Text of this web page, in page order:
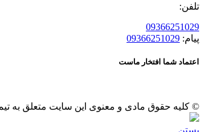
تلفن:
09366251029
پیام: 09366251029
اعتماد شما افتخار ماست
© کلیه حقوق مادی و معنوی این سایت متعلق به